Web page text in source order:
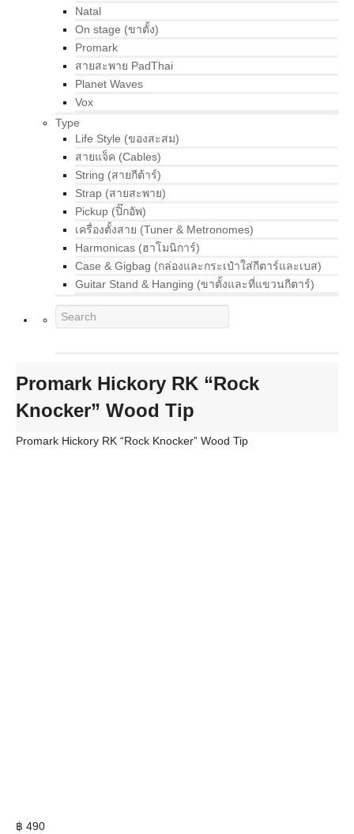
Natal
On stage (ขาตั้ง)
Promark
สายสะพาย PadThai
Planet Waves
Vox
Type
Life Style (ของสะสม)
สายแจ็ค (Cables)
String (สายกีต้าร์)
Strap (สายสะพาย)
Pickup (ปิ๊กอัพ)
เครื่องตั้งสาย (Tuner & Metronomes)
Harmonicas (ฮาโมนิการ์)
Case & Gigbag (กล่องและกระเป๋าใส่กีตาร์และเบส)
Guitar Stand & Hanging (ขาตั้งและที่แขวนกีตาร์)
Promark Hickory RK “Rock
Knocker” Wood Tip
Promark Hickory RK “Rock Knocker” Wood Tip
฿ 490